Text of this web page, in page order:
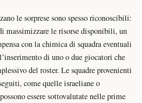
le sorprese sono spesso riconoscibili:
massimizzare le risorse disponibili, un
con la chimica di squadra eventuali
di uno o due giocatori che
del roster. Le squadre provenienti
come quelle israeliane o
essere sottovalutate nelle prime